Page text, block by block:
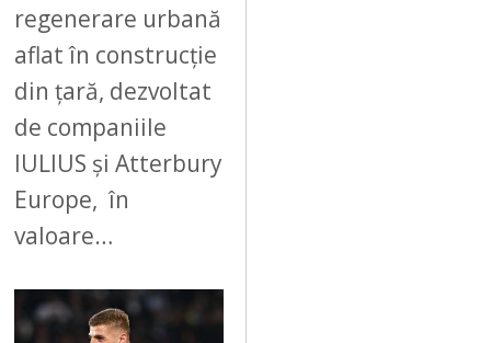
regenerare urbană
aflat în construcție
din țară, dezvoltat
de companiile
IULIUS și Atterbury
Europe, în
valoare…